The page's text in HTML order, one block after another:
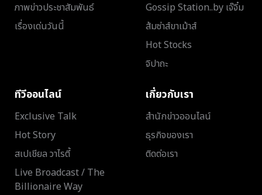
ภาพข่าวประชาสัมพันธ์
เรื่องเด่นวันนี้
Gossip Station..by เจ๊จิ๋ม
ส้มซ่าส์ขาเม้าส์
Hot Stocks
จิปาถะ
ทีวีออนไลน์
Exclusive Talk
Hot Story
สเปเชียล วาไรตี้
Live Broadcast / The
Billionaire Way
เกี่ยวกับเรา
สำนักข่าวออนไลน์
ธุรกิจของเรา
ติดต่อเรา